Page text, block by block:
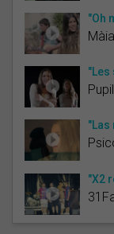
"Oh
Màia
"Las
"X2